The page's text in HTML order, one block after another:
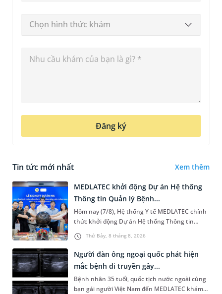
Chọn hình thức khám
Đăng ký
Tin tức mới nhất Xem thêm
Thứ Bảy, 8 tháng 8, 2026
MEDLATEC khởi động Dự án Hệ thống
Thông tin Quản lý Bệnh...
Hôm nay (7/8), Hệ thống Y tế MEDLATEC chính
thức khởi động Dự án Hệ thống Thông tin
Quản lý Bệnh viện (HIS - Hospital Information
System) giai đoạn mới. Dự á...
Người đàn ông ngoại quốc phát hiện
mắc bệnh di truyền gây...
Bệnh nhân 35 tuổi, quốc tịch nước ngoài cùng
bạn gái người Việt Nam đến MEDLATEC khám